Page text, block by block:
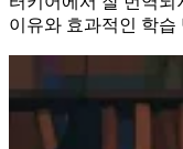
이유와 효과적인 학